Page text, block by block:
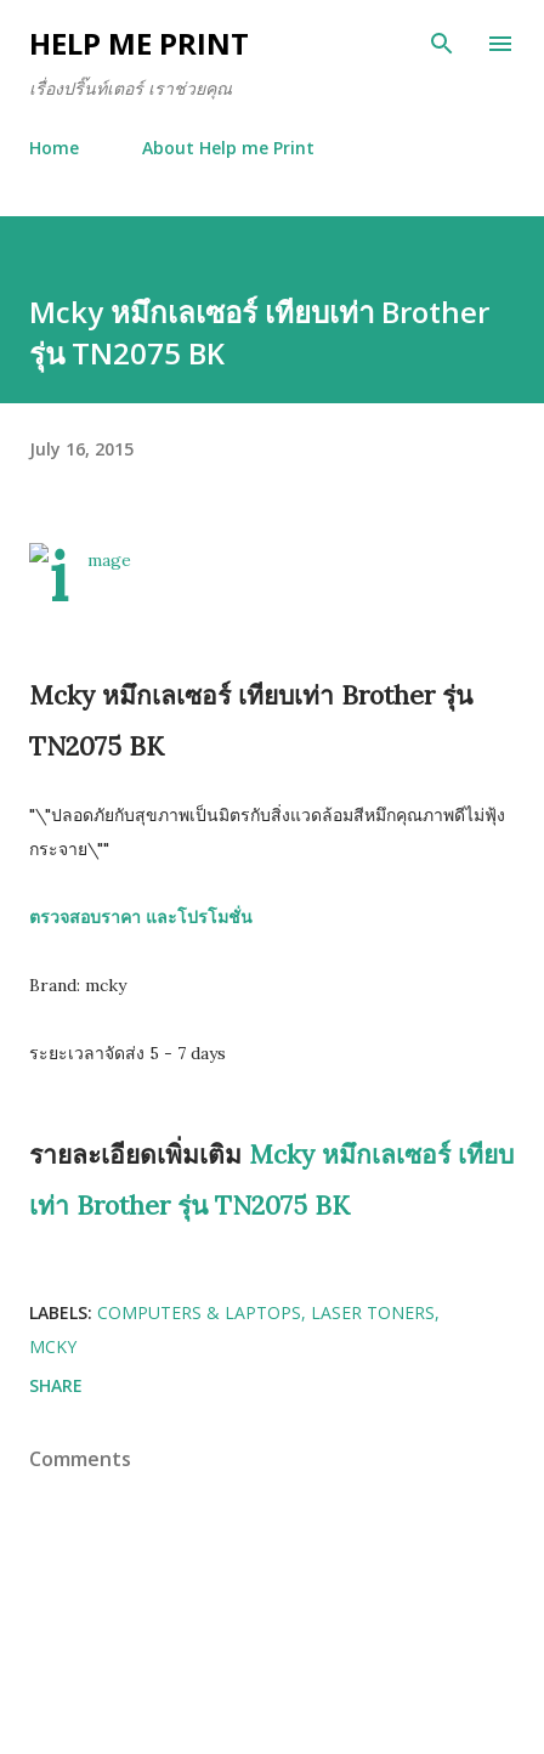
Skip to main content
HELP ME PRINT
เรื่องปริ๊นท์เตอร์ เราช่วยคุณ
Home About Help me Print
Mcky หมึกเลเซอร์ เทียบเท่า Brother
รุ่น TN2075 BK
July 16, 2015
Mcky หมึกเลเซอร์ เทียบเท่า Brother รุ่น
TN2075 BK
"\"ปลอดภัยกับสุขภาพเป็นมิตรกับสิ่งแวดล้อมสีหมึกคุณภาพดีไม่ฟุ้ง
กระจาย\""
ตรวจสอบราคา และโปรโมชั่น
Brand: mcky
ระยะเวลาจัดส่ง 5 - 7 days
รายละเอียดเพิ่มเติม Mcky หมึกเลเซอร์ เทียบ
เท่า Brother รุ่น TN2075 BK
LABELS: COMPUTERS & LAPTOPS LASER TONERS
MCKY
SHARE
Comments